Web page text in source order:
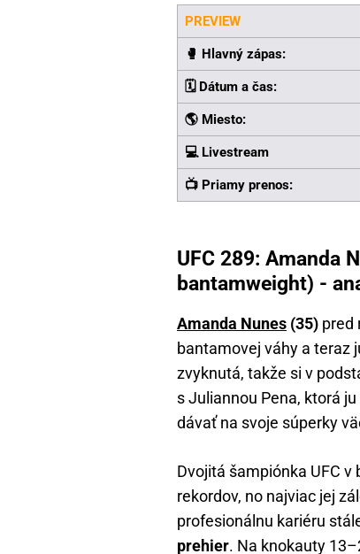
PREVIEW
🥊 Hlavný zápas:
🗓️ Dátum a čas:
🌎 Miesto:
💻 Livestream
📺 Priamy prenos:
UFC 289: Amanda
bantamweight) -
Amanda Nunes (35) pred
bantamovej váhy a teraz
zvyknutá, takže si v
s Juliannou Pena, ktorá
dávať na svoje súperky
Dvojitá šampiónka UFC
rekordov, no najviac jej
profesionálnu kariéru
prehier. Na knokauty